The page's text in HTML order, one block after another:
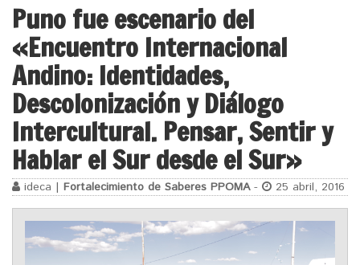
Puno fue escenario del
«Encuentro Internacional
Andino: Identidades,
Descolonización y Diálogo
Intercultural. Pensar, Sentir y
Hablar el Sur desde el Sur»
ideca | Fortalecimiento de Saberes PPOMA- 25 abril, 2016